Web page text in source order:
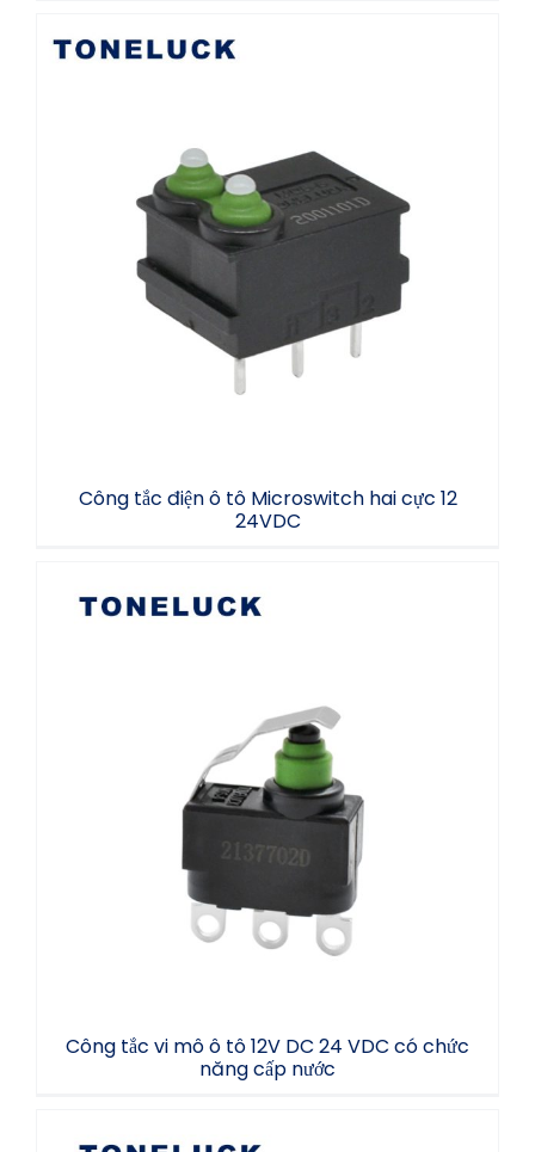
Công tắc điện ô tô Microswitch hai cực 12
Công tắc điện ô tô Microswitch hai cực 12
24VDC
Công tắc vi mô ô tô 12V DC 24 VDC có
chức năng cấp nước
Công tắc vi mô ô tô 12V DC 24 VDC có chức
năng cấp nước